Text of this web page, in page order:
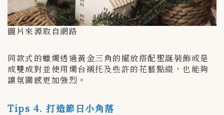
圖片來源取自網路
同款式的蠟燭透過黃金三角的擺放搭配聖誕裝飾或是
成雙成對並使用燭台襯托及些許的花藝點綴，也能夠
讓氛圍感更加強烈。
Tips 4. 打造節日小角落